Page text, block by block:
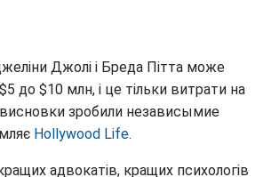
Джолі і Бреда Пітта може
до $10 млн, і це тільки витрати на
висновки зробили независымие
Hollywood Life.
адвокатів, кращих психологів